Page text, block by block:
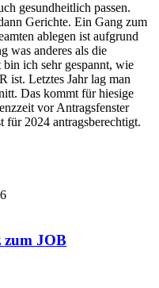
gesundheitlich passen.
Gerichte. Ein Gang zum
ablegen ist aufgrund
was anderes als die
ich sehr gespannt, wie
ist. Letztes Jahr lag man
Das kommt für hiesige
vor Antragsfenster
für 2024 antragsberechtigt.
zum JOB